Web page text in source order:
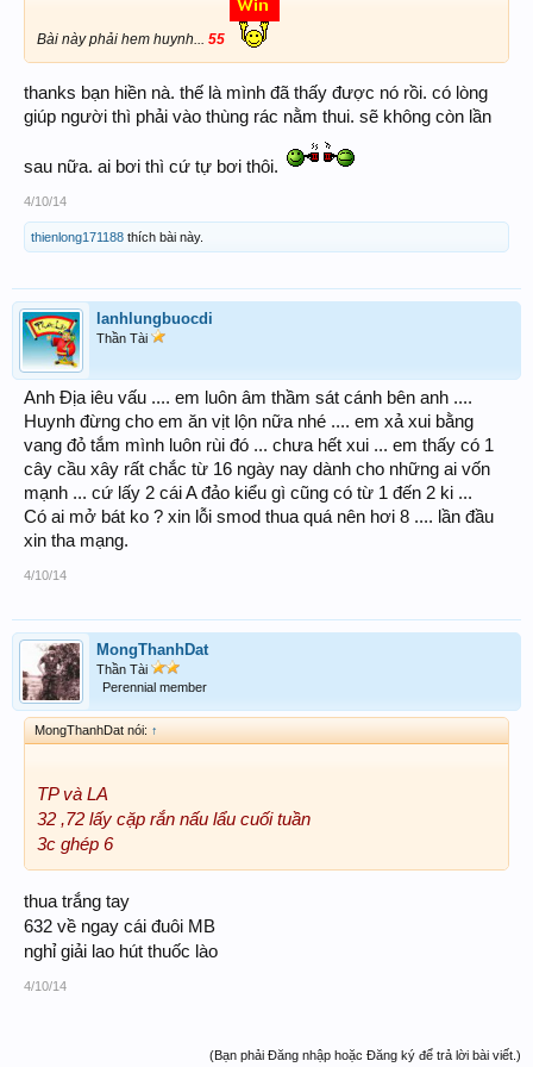
Bài này phải hem huynh... 55
thanks bạn hiền nà. thế là mình đã thấy được nó rồi. có lòng
giúp người thì phải vào thùng rác nằm thui. sẽ không còn lần
sau nữa. ai bơi thì cứ tự bơi thôi.
4/10/14
thienlong171188 thích bài này.
lanhlungbuocdi
Thần Tài
Anh Địa iêu vấu .... em luôn âm thầm sát cánh bên anh ....
Huynh đừng cho em ăn vịt lộn nữa nhé .... em xả xui bằng
vang đỏ tắm mình luôn rùi đó ... chưa hết xui ... em thấy có 1
cây cầu xây rất chắc từ 16 ngày nay dành cho những ai vốn
mạnh ... cứ lấy 2 cái A đảo kiểu gì cũng có từ 1 đến 2 ki ...
Có ai mở bát ko ? xin lỗi smod thua quá nên hơi 8 .... lần đầu
xin tha mạng.
4/10/14
MongThanhDat
Thần Tài
Perennial member
MongThanhDat nói: ↑
TP và LA
32 ,72 lấy cặp rắn nấu lẩu cuối tuần
3c ghép 6
thua trắng tay
632 về ngay cái đuôi MB
nghỉ giải lao hút thuốc lào
4/10/14
(Bạn phải Đăng nhập hoặc Đăng ký để trả lời bài viết.)